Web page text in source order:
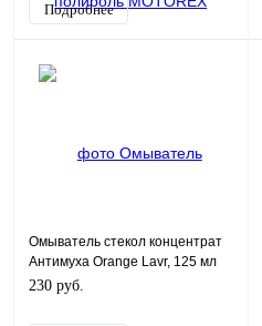
Подробнее
Омыватель стекол концентрат
Антимуха Orange Lavr, 125 мл
230 руб.